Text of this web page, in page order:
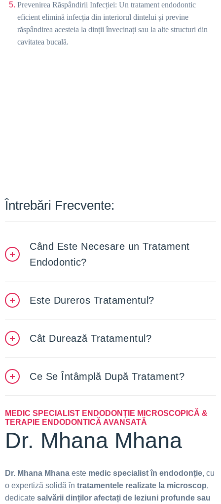
Prevenirea Răspândirii Infecției: Un tratament endodontic
eficient elimină infecția din interiorul dintelui și previne
răspândirea acesteia la dinții învecinați sau la alte structuri din
cavitatea bucală.
Întrebări Frecvente:
Când Este Necesare un Tratament
Endodontic?
Este Dureros Tratamentul?
Cât Durează Tratamentul?
Ce Se Întâmplă După Tratament?
MEDIC SPECIALIST ENDODONȚIE MICROSCOPICĂ &
TERAPIE ENDODONTICĂ AVANSATĂ
Dr. Mhana Mhana
Dr. Mhana Mhana este medic specialist în endodonție, cu
o expertiză solidă în tratamentele realizate la microscop,
dedicate salvării dinților afectați de leziuni profunde sau